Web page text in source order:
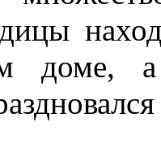
доме, а